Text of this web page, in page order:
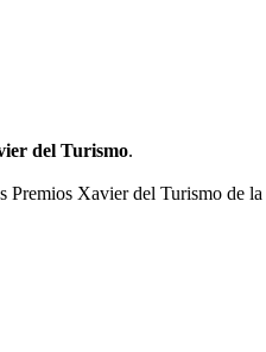
del Turismo.
Premios Xavier del Turismo de la